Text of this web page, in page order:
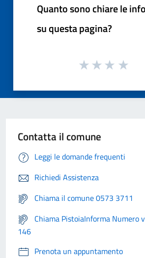
Quanto sono chiare le
su questa pagina?
Contatta il comune
Leggi le domande frequenti
Richiedi Assistenza
Chiama il comune 0573 3711
Chiama PistoiaInforma Numero
146
Prenota un appuntamento